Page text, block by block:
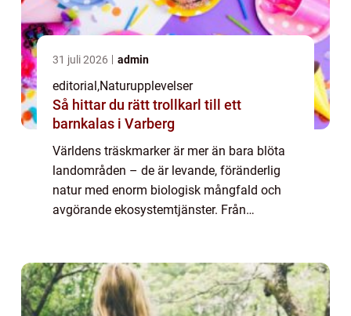
31 juli 2026 admin
editorial,Naturupplevelser
Så hittar du rätt trollkarl till ett
barnkalas i Varberg
Världens träskmarker är mer än bara blöta
landområden – de är levande, föränderlig
natur med enorm biologisk mångfald och
avgörande ekosystemtjänster. Från